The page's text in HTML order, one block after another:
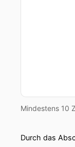
Mindestens 10
Durch das